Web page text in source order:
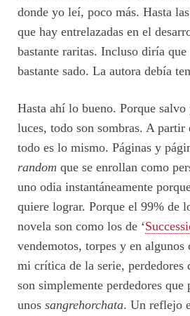
donde yo leí, poco más. Hasta
que hay entrelazadas en el
bastante raritas. Incluso diría
bastante sado. La autora debía
Hasta ahí lo bueno. Porque salvo
luces, todo son sombras. A partir
todo es lo mismo. Páginas y
random que se enrollan como
uno odia instantáneamente
quiere lograr. Porque el 99% de
novela son como los de ‘
vendemotos, torpes y en algunos
mi crítica de la serie, perdedores
son simplemente perdedores que
unos sangrehorchata. Un reflejo